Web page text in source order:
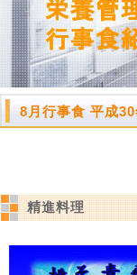
8月行事食 平成30
精進料理